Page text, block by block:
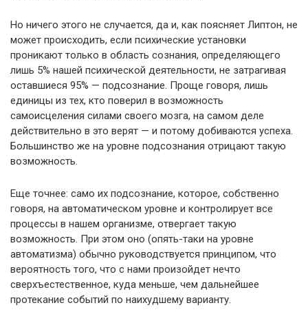
Но ничего этого не случается, да и, как поясняет Липтон, не
может происходить, если психические установки
проникают только в область сознания, определяющего
лишь 5% нашей психической деятельности, не затрагивая
оставшиеся 95% — подсознание. Проще говоря, лишь
единицы из тех, кто поверил в возможность
самоисцеления силами своего мозга, на самом деле
действительно в это верят — и потому добиваются успеха.
Большинство же на уровне подсознания отрицают такую
возможность.
Еще точнее: само их подсознание, которое, собственно
говоря, на автоматическом уровне и контролирует все
процессы в нашем организме, отвергает такую
возможность. При этом оно (опять-таки на уровне
автоматизма) обычно руководствуется принципом, что
вероятность того, что с нами произойдет нечто
сверхъестественное, куда меньше, чем дальнейшее
протекание событий по наихудшему варианту.